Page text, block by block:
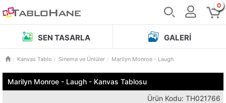
0
SEN TASARLA GALERI
Kanvas Tablo Sinema ve Ünlüler Marilyn Monroe - Laugh
Marilyn Monroe - Laugh - Kanvas Tablosu
Ürün Kodu: TH021766